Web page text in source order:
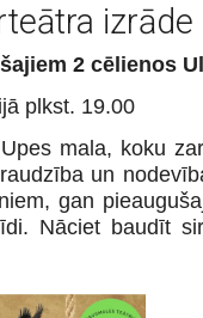
izrāde
2 cēlienos
plkst. 19.00
mala, koku
un
gan
Nāciet baudīt